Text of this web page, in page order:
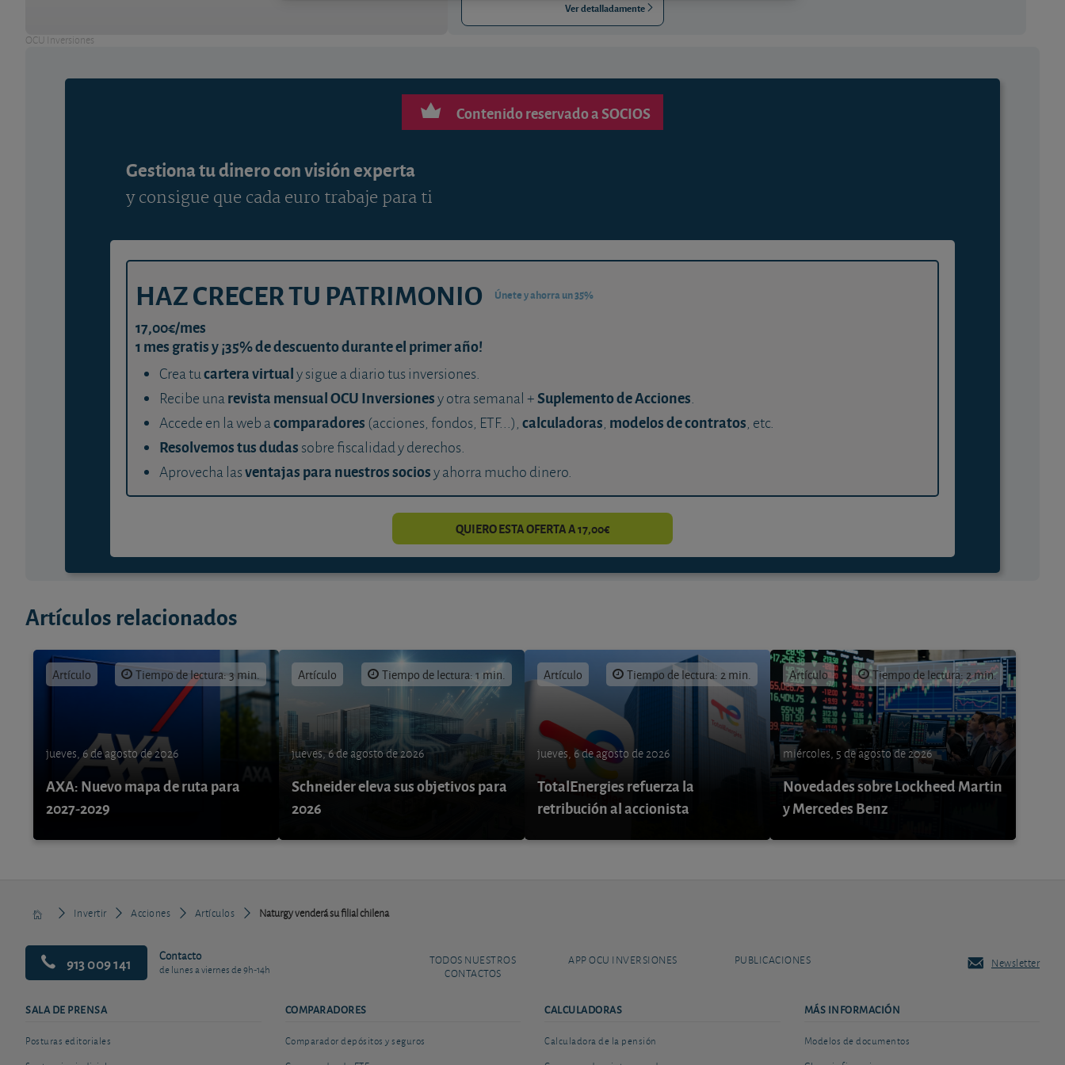
OCU Inversiones
Ver detalladamente
Contenido reservado a SOCIOS
Gestiona tu dinero con visión experta
y consigue que cada euro trabaje para ti
HAZ CRECER TU PATRIMONIO Únete y ahorra un 35%
17,00€/mes
1 mes gratis y ¡35% de descuento durante el primer año!
Crea tucartera virtualy sigue a diario tus inversiones.
Recibe unarevista mensual OCU Inversionesy otra semanal +Suplemento de Acciones.
Accede en la web acomparadores (acciones, fondos, ETF...), calculadoras, modelos de contratos, etc.
Resolvemos tus dudas sobre fiscalidad y derechos.
Aprovecha lasventajas para nuestros sociosy ahorra mucho dinero.
QUIERO ESTA OFERTA A 17,00€
Artículos relacionados
Artículo Tiempo de lectura: 3 min.
jueves, 6 de agosto de 2026
AXA: Nuevo mapa de ruta para
2027-2029
Artículo Tiempo de lectura: 1 min.
jueves, 6 de agosto de 2026
Schneider eleva sus objetivos para
2026
Artículo Tiempo de lectura: 2 min.
jueves, 6 de agosto de 2026
TotalEnergies refuerza la
retribución al accionista
Artículo Tiempo de lectura: 2 min.
miércoles, 5 de agosto de 2026
Novedades sobre Lockheed Martin
y Mercedes Benz
Invertir Acciones Artículos Naturgy venderá su filial chilena
913 009 141 Contacto
de lunes a viernes de 9h-14h
TODOS NUESTROS
CONTACTOS
APP OCU INVERSIONES PUBLICACIONES Newsletter
SALA DE PRENSA
Posturas editoriales
COMPARADORES
Comparador depósitos y seguros
CALCULADORAS
Calculadora de la pensión
MÁS INFORMACIÓN
Modelos de documentos